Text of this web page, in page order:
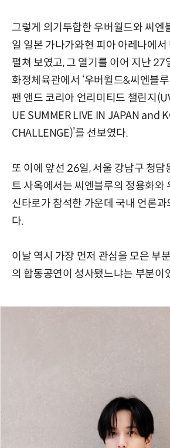
그렇게 의기투합한 우버월드와 씨엔
일 일본 가나가와현 피아 아레나에
펼쳐 보였고, 그 열기를 이어 지난 27
화정체육관에서 ‘우버월드&씨엔블
팬 앤드 코리아 언리미티드 챌린지
UE SUMMER LIVE IN JAPAN and
CHALLENGE)’를 선보였다.
또 이에 앞선 26일, 서울 강남구 청담
트 사옥에서는 씨엔블루의 정용화와
신타로가 참석한 가운데 국내 언론
다.
이날 역시 가장 먼저 관심을 모은 부
의 합동공연이 성사됐느냐는 부분이